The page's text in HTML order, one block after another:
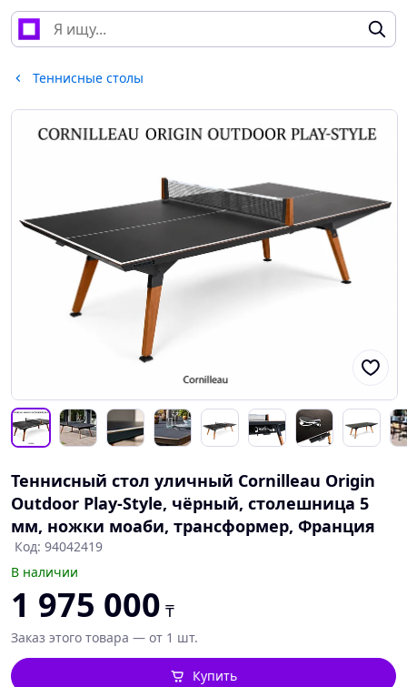
Теннисные столы
Теннисный стол уличный Cornilleau Origin
Outdoor Play-Style, чёрный, столешница 5
мм, ножки моаби, трансформер, Франция
Код: 94042419
В наличии
1 975 000 ₸
Заказ этого товара — от 1 шт.
Купить